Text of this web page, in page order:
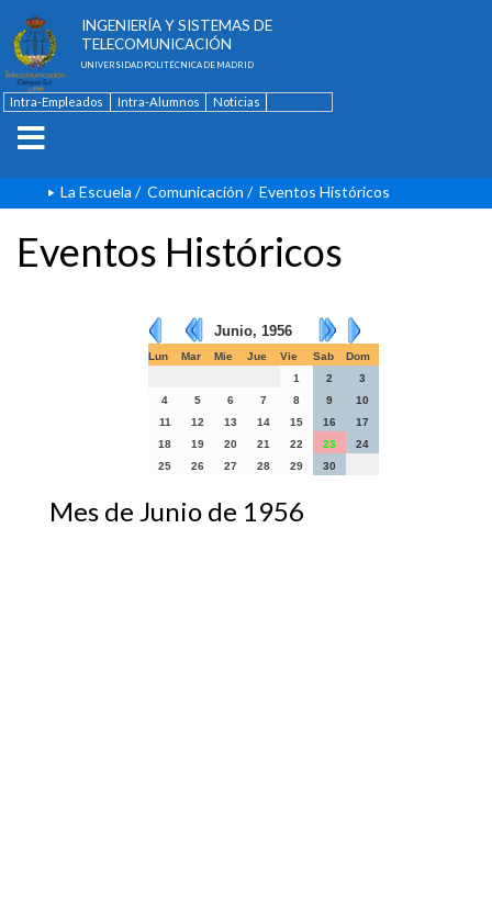
INGENIERÍA Y SISTEMAS DE
TELECOMUNICACIÓN
UNIVERSIDAD POLITÉCNICA DE MADRID
Intra-Empleados Intra-Alumnos
Noticias
La Escuela / Comunicación / Eventos Históricos
Eventos Históricos
Junio, 1956
Lun Mar Mie Jue Vie Sab
Dom
1
2
3
4
5 6 7 8 9
10
11
12 13 14 15 16
17
18
19 20 21 22 23
24
25
26 27 28 29 30
Mes de Junio de 1956